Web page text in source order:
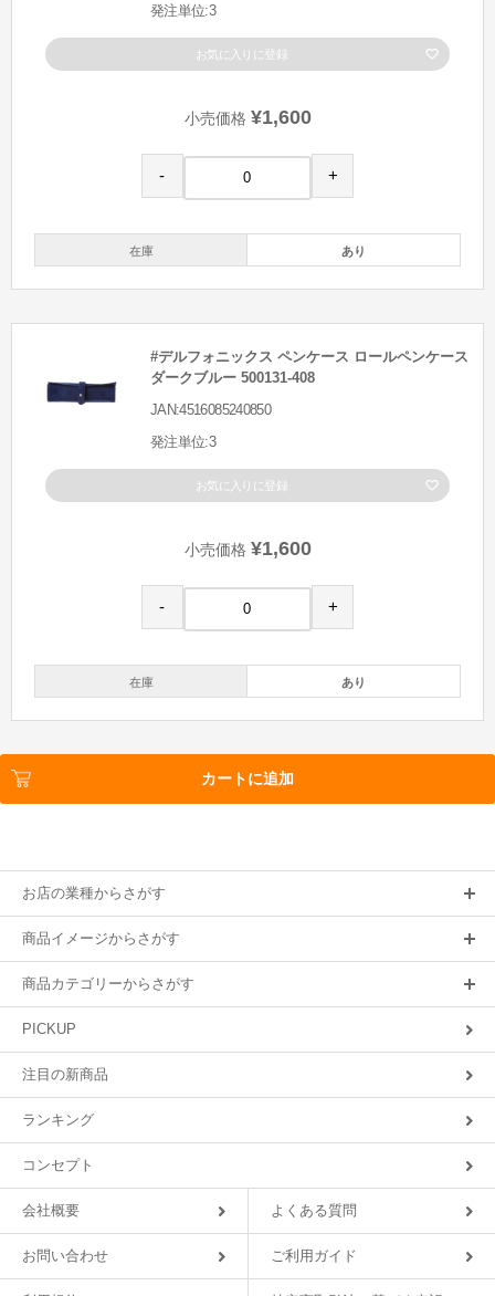
発注単位:3
お気に入りに登録
小売価格 ¥1,600
- +
在庫 あり
#デルフォニックス ペンケース ロールペンケース
ダークブルー 500131-408
JAN:4516085240850
発注単位:3
お気に入りに登録
小売価格 ¥1,600
- +
在庫 あり
カートに追加
お店の業種からさがす
商品イメージからさがす
商品カテゴリーからさがす
PICKUP
注目の新商品
ランキング
コンセプト
会社概要 よくある質問
お問い合わせ ご利用ガイド